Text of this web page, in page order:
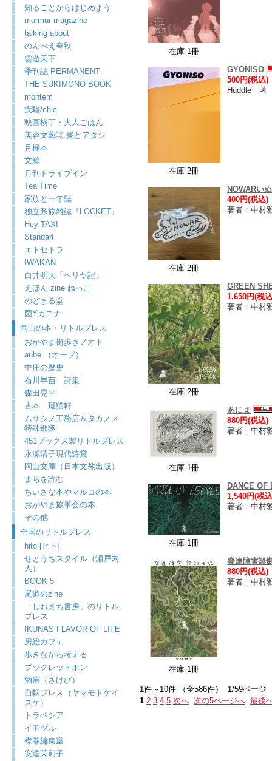
知ることからはじめよう
murmur magazine
talking about
のんべえ春秋
雲遊天下
季刊誌 PERMANENT
THE SUKIMONO BOOK
montem
疾駆/chic
映画横丁・大人ごはん
美容文藝誌 髪とアタシ
月極本
文鯨
月刊ドライブイン
Tea Time
家族と一年誌
独立系旅雑誌『LOCKET』
Hey TAXI
Standart
エトセトラ
IWAKAN
白井明大「ヘリヤ記」
えほん zine ねっこ
のどまる堂
図Yカニナ
岡山の本・リトルプレス
おかやま街歩きノオト
aube.（オーブ）
中庄の歴史
石川早苗 詩集
森田晃平
古本 斑猫軒
ムサシノ工務店＆タカノメ
特殊部隊
451ブックス製リトルプレス
永瀬清子現代詩賞
岡山文庫（日本文教出版）
まちを読む
ちいさな本やマルコの本
おかやま旅筆会の本
その他
全国のリトルプレス
hito [ヒト]
せとうちスタイル（瀬戸内
人）
BOOK 5
尾道のzine
「しおまち書房」のリトル
プレス
IKUNAS FLAVOR OF LIFE
房総カフェ
歩きながら考える
ブックレットホン
酒眉（さけび）
自転プレス（ヤマモトケイ
スケ）
トラベシア
イモヅル
襟巻編集室
安達茉莉子
在庫 1冊
在庫 2冊
GYONISO
500円(税込)
Huddle 著
在庫 2冊
NOWARい
400円(税込)
著者：中村
在庫 2冊
GREEN
1,650円(税
著者：中村
在庫 1冊
あにま
880円(税込)
著者：中村
在庫 1冊
DANCE OF
1,540円(税
著者：中村
在庫 1冊
発達障害診
880円(税込)
著者：中村
1件～10件 （全586件） 1/59ページ
1 2 3 4 5 次へ 次の5ページへ 最後